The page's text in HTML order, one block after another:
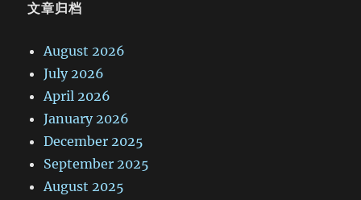
文章归档
August 2026
July 2026
April 2026
January 2026
December 2025
September 2025
August 2025